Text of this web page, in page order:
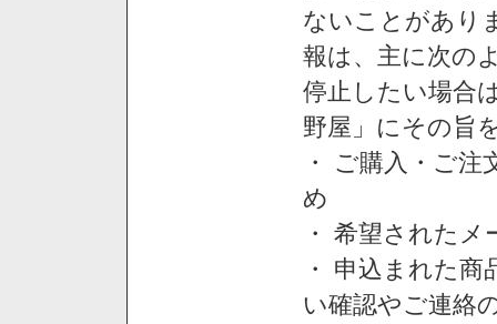
ないことがあり
報は、主に次の
停止したい場合
野屋」にその旨
・ ご購入・ご
め
・ 希望された
・ 申込まれた
い確認やご連絡